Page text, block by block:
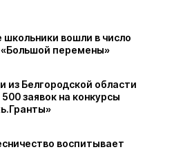
школьники вошли в число
перемены»
из Белгородской области
заявок на конкурсы
воспитывает